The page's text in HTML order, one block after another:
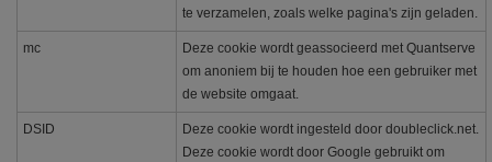
te verzamelen, zoals welke pagina's zijn geladen.
mc
Deze cookie wordt geassocieerd met Quantserve
om anoniem bij te houden hoe een gebruiker met
de website omgaat.
DSID
Deze cookie wordt ingesteld door doubleclick.net.
Deze cookie wordt door Google gebruikt om